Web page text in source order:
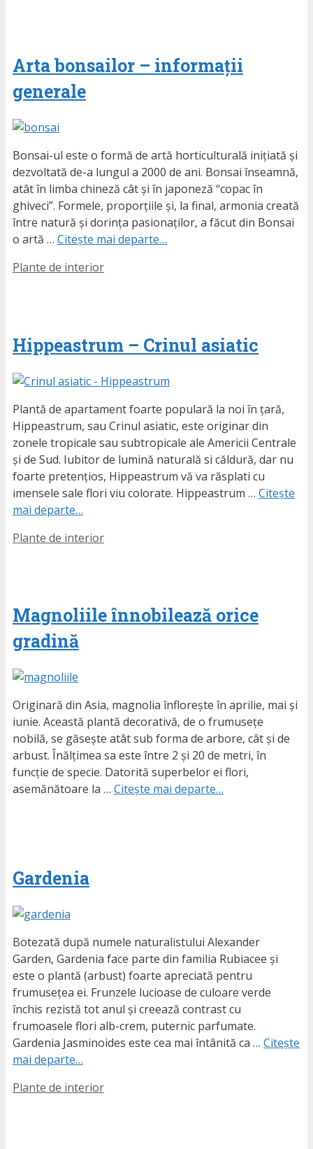
Arta bonsailor – informații
generale
Bonsai-ul este o formă de artă horticulturală inițiată și
dezvoltată de-a lungul a 2000 de ani. Bonsai înseamnă,
atât în limba chineză cât și în japoneză “copac în
ghiveci”. Formele, proporțiile și, la final, armonia creată
între natură și dorința pasionaților, a făcut din Bonsai
o artă … Citește mai departe…
Etichete
Plante de interior
Hippeastrum – Crinul asiatic
Plantă de apartament foarte populară la noi în țară,
Hippeastrum, sau Crinul asiatic, este originar din
zonele tropicale sau subtropicale ale Americii Centrale
și de Sud. Iubitor de lumină naturală si căldură, dar nu
foarte pretențios, Hippeastrum vă va răsplati cu
imensele sale flori viu colorate. Hippeastrum … Citește
mai departe…
Etichete
Plante de interior
Magnoliile înnobilează orice
gradină
Originară din Asia, magnolia înflorește în aprilie, mai și
iunie. Această plantă decorativă, de o frumusețe
nobilă, se găsește atât sub forma de arbore, cât și de
arbust. Înălțimea sa este între 2 și 20 de metri, în
funcție de specie. Datorită superbelor ei flori,
asemănătoare la … Citește mai departe…
Gardenia
Botezată după numele naturalistului Alexander
Garden, Gardenia face parte din familia Rubiacee și
este o plantă (arbust) foarte apreciată pentru
frumusețea ei. Frunzele lucioase de culoare verde
închis rezistă tot anul și creează contrast cu
frumoasele flori alb-crem, puternic parfumate.
Gardenia Jasminoides este cea mai întânită ca … Citește
mai departe…
Etichete
Plante de interior